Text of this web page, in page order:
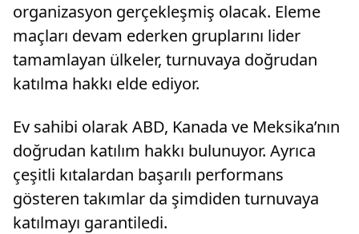
organizasyon gerçekleşmiş olacak. Eleme
maçları devam ederken gruplarını lider
tamamlayan ülkeler, turnuvaya doğrudan
katılma hakkı elde ediyor.
Ev sahibi olarak ABD, Kanada ve Meksika’nın
doğrudan katılım hakkı bulunuyor. Ayrıca
çeşitli kıtalardan başarılı performans
gösteren takımlar da şimdiden turnuvaya
katılmayı garantiledi.